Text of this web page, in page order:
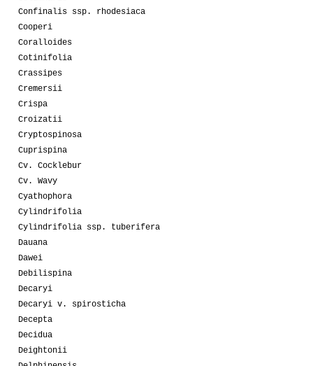
Confinalis ssp. rhodesiaca
Cooperi
Coralloides
Cotinifolia
Crassipes
Cremersii
Crispa
Croizatii
Cryptospinosa
Cuprispina
Cv. Cocklebur
Cv. Wavy
Cyathophora
Cylindrifolia
Cylindrifolia ssp. tuberifera
Dauana
Dawei
Debilispina
Decaryi
Decaryi v. spirosticha
Decepta
Decidua
Deightonii